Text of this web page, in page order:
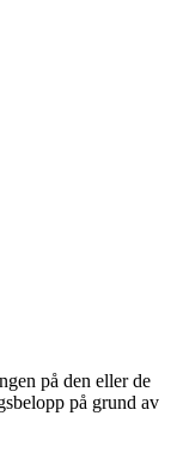
på den eller de
på grund av